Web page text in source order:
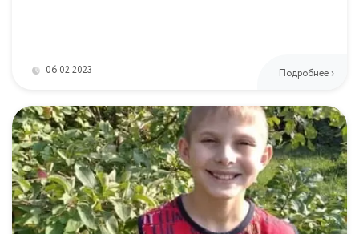
06.02.2023 Подробнее ›